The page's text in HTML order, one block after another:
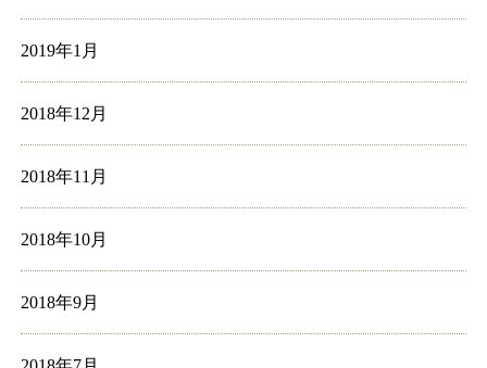
2019年1月
2018年12月
2018年11月
2018年10月
2018年9月